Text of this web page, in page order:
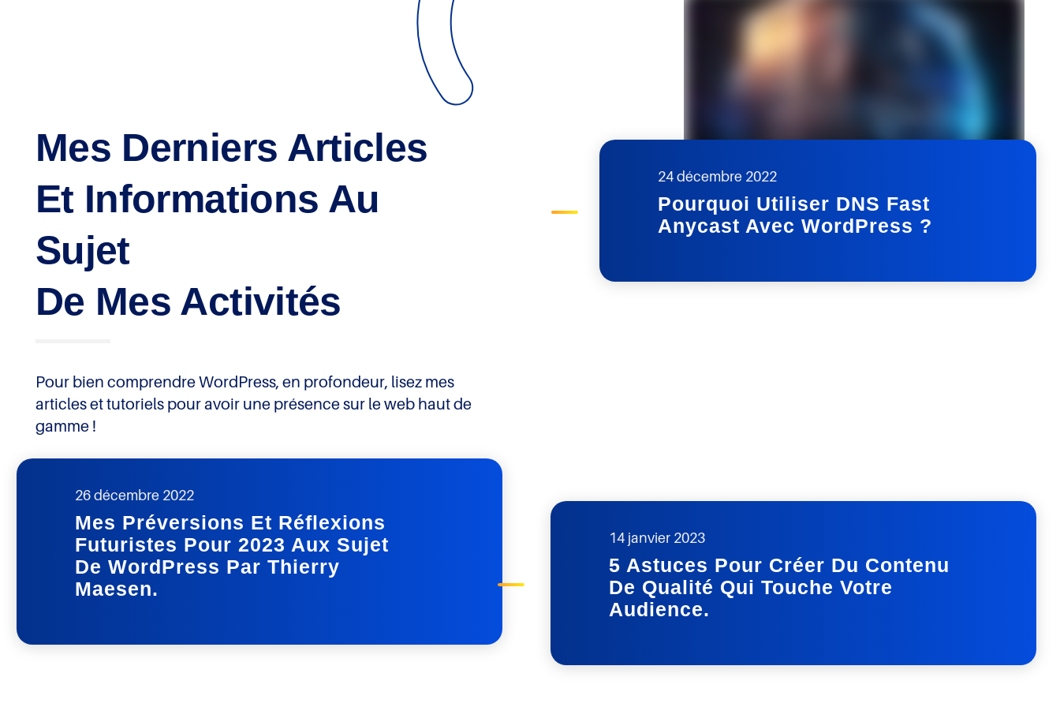
Mes Derniers Articles
Et Informations Au
Sujet
De Mes Activités
Pour bien comprendre WordPress, en profondeur, lisez mes
articles et tutoriels pour avoir une présence sur le web haut de
gamme !
DEVIS GRATUIT
24 décembre 2022
Pourquoi Utiliser DNS Fast
Anycast Avec WordPress ?
26 décembre 2022
Mes Préversions Et Réflexions
Futuristes Pour 2023 Aux Sujet
De WordPress Par Thierry
Maesen.
14 janvier 2023
5 Astuces Pour Créer Du Contenu
De Qualité Qui Touche Votre
Audience.